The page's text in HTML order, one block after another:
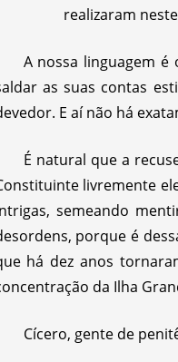
realizaram
A nossa linguagem
as suas contas
E aí não há
É natural que a
livremente
semeando
porque é
há dez anos
da Ilha
Cícero, gente de